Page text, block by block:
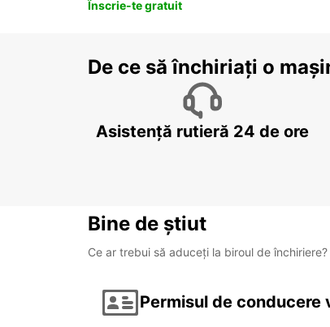
Înscrie-te gratuit
De ce să închiriați o
Asistență rutieră 24 de ore
Bine de știut
Ce ar trebui să aduceți la biroul de închiriere?
Permisul de conducere